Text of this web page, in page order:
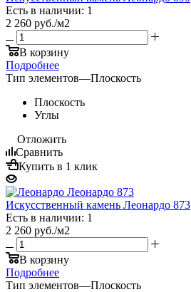
Есть в наличии: 1
2 260 руб./м2
В корзину
Подробнее
Тип элементов—Плоскость
Плоскость
Углы
Отложить
Сравнить
Купить в 1 клик
Искусственный камень Леонардо 873
Есть в наличии: 1
2 260 руб./м2
В корзину
Подробнее
Тип элементов—Плоскость